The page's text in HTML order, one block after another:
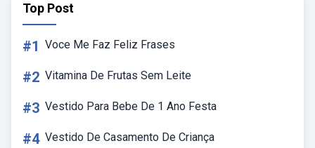
Top Post
#1 Voce Me Faz Feliz Frases
#2 Vitamina De Frutas Sem Leite
#3 Vestido Para Bebe De 1 Ano Festa
#4 Vestido De Casamento De Criança